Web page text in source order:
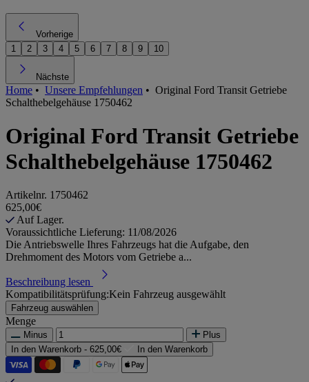
Vorherige
1
2 3 4 5 6 7 8 9 10
Nächste
Home • Unsere Empfehlungen • Original Ford Transit Getriebe
Schalthebelgehäuse 1750462
Original Ford Transit Getriebe
Schalthebelgehäuse 1750462
Artikelnr. 1750462
625,00€
Auf Lager.
Voraussichtliche Lieferung: 11/08/2026
Die Antriebswelle Ihres Fahrzeugs hat die Aufgabe, den
Drehmoment des Motors vom Getriebe a...
Beschreibung lesen
Kompatibilitätsprüfung:Kein Fahrzeug ausgewählt
Fahrzeug auswählen
Menge
Minus
Plus
In den Warenkorb - 625,00€ In den Warenkorb